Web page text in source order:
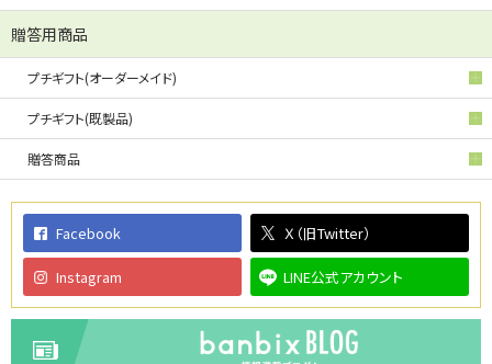
贈答用商品
プチギフト(オーダーメイド)
プチギフト(既製品)
贈答商品
Facebook Ｘ（旧Twitter）
Instagram LINE公式アカウント